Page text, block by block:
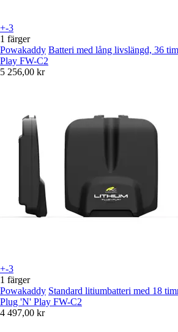
+-3
1 färger
Powakaddy Batteri med lång livslängd, 36
Play FW-C2
5 256,00 kr
+-3
1 färger
Powakaddy Standard litiumbatteri med 18
Plug 'N' Play FW-C2
4 497,00 kr